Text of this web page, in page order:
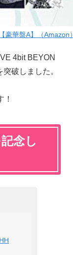
華盤A】（Amazon）
4bit BEYON
破しました。
念し